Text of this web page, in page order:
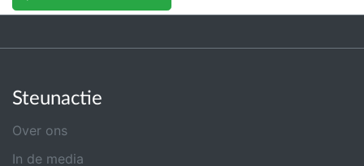
Steunactie
Over ons
In de media